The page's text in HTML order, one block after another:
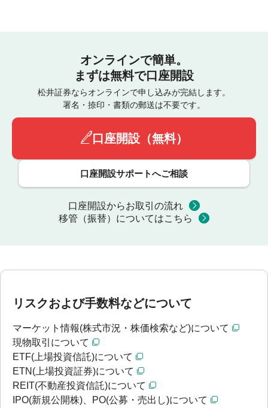
オンラインで簡単。
まずは無料で口座開設
松井証券ならオンラインで申し込みが完結します。
署名・捺印・書類の郵送は不要です。
口座開設（無料）
口座開設サポートへご相談
口座開設からお取引の流れ
移管（振替）についてはこちら
リスクおよび手数料などについて
マーケット情報(株式市況・株価検索など)について
現物取引について
ETF(上場投資信託)について
ETN(上場投資証券)について
REIT(不動産投資信託)について
IPO(新規公開株)、PO(公募・売出し)について